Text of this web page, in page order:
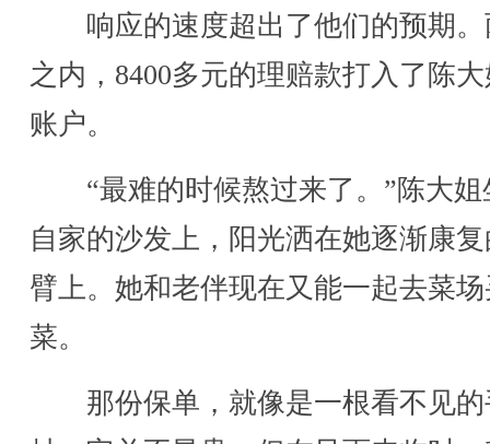
响应的速度超出了他们的预期。
之内，8400多元的理赔款打入了陈
账户。
“最难的时候熬过来了。”陈大姐
自家的沙发上，阳光洒在她逐渐康
臂上。她和老伴现在又能一起去菜
菜。
那份保单，就像是一根看不见的